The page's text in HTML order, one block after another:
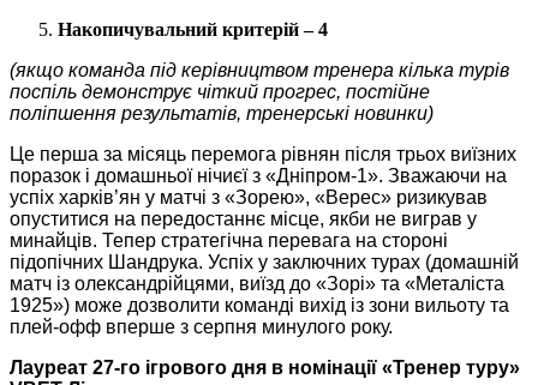
Накопичувальний критерій – 4
(якщо команда під керівництвом тренера кілька турів
поспіль демонструє чіткий прогрес, постійне
поліпшення результатів, тренерські новинки)
Це перша за місяць перемога рівнян після трьох виїзних
поразок і домашньої нічиєї з «Дніпром-1». Зважаючи на
успіх харків’ян у матчі з «Зорею», «Верес» ризикував
опуститися на передостаннє місце, якби не виграв у
минайців. Тепер стратегічна перевага на стороні
підопічних Шандрука. Успіх у заключних турах (домашній
матч із олександрійцями, виїзд до «Зорі» та «Металіста
1925») може дозволити команді вихід із зони вильоту та
плей-офф вперше з серпня минулого року.
Лауреат 27-го ігрового дня в номінації «Тренер туру»